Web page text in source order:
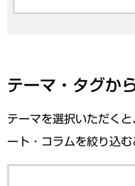
テーマ・タグか
テーマを選択いただく
ート・コラムを絞り込む